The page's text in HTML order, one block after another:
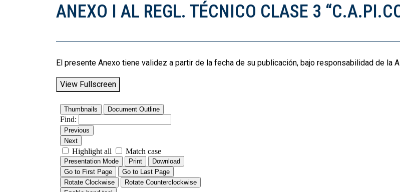
ANEXO I AL REGL. TÉCNICO CLASE 3
El presente Anexo tiene validez a partir de la fecha de su publicación, bajo responsabilidad de la
View Fullscreen